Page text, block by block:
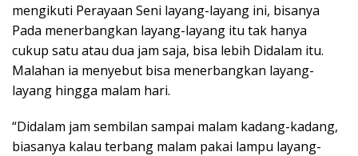
mengikuti Perayaan Seni layang-layang ini, bisanya
Pada menerbangkan layang-layang itu tak hanya
cukup satu atau dua jam saja, bisa lebih Didalam itu.
Malahan ia menyebut bisa menerbangkan layang-
layang hingga malam hari.
“Didalam jam sembilan sampai malam kadang-kadang,
biasanya kalau terbang malam pakai lampu layang-